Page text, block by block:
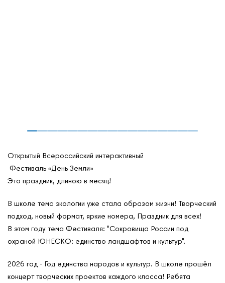
Открытый Всероссийский интерактивный
Фестиваль «День Земли»
Это праздник, длиною в месяц!
В школе тема экологии уже стала образом жизни! Творческий
подход, новый формат, яркие номера, Праздник для всех!
В этом году тема Фестиваля: "Сокровища России под
охраной ЮНЕСКО: единство ландшафтов и культур".
2026 год - Год единства народов и культур. В школе прошёл
концерт творческих проектов каждого класса! Ребята